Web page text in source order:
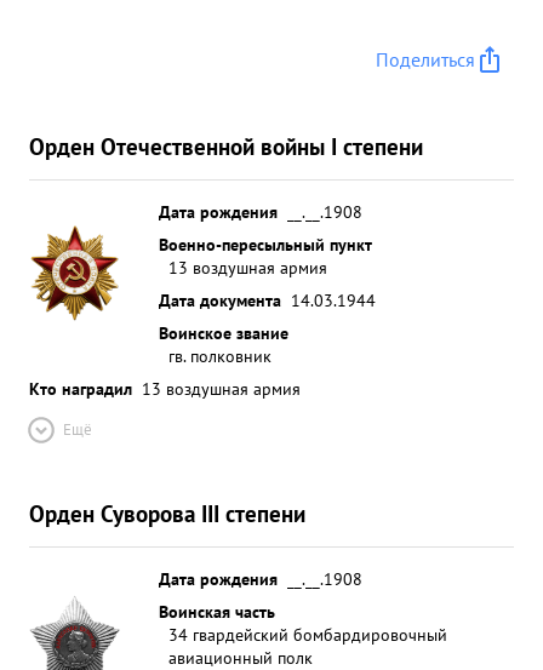
боевые задания Лично Подполков НИК
освобождении Ленин градской области, дивизии
присвоено собственное наименование
"ГАТЧИНСКОЙ" и имеет две благодарности от
Верховного же Главнокомандующего Маршала
Советского Союза тов. СТАЛИНА. ...»
Поделиться
Орден Отечественной войны I степени
Дата рождения
__.__.1908
Военно-пересыльный пункт
13 воздушная армия
Дата документа 14.03.1944
Воинское звание
гв. полковник
Кто наградил 13 воздушная армия
Ещё
Орден Суворова III степени
Дата рождения
__.__.1908
Воинская часть
34 гвардейский бомбардировочный
авиационный полк